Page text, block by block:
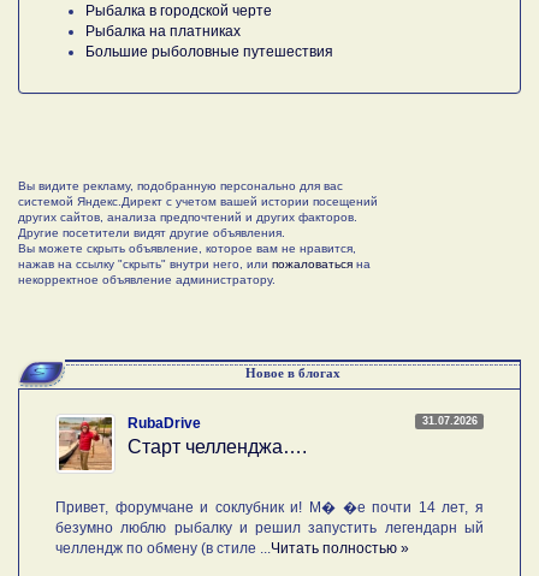
Рыбалка в городской черте
Рыбалка на платниках
Большие рыболовные путешествия
Вы видите рекламу, подобранную персонально для вас
системой Яндекс.Директ с учетом вашей истории посещений
других сайтов, анализа предпочтений и других факторов.
Другие посетители видят другие объявления.
Вы можете скрыть объявление, которое вам не нравится,
нажав на ссылку "скрыть" внутри него, или пожаловаться на
некорректное объявление администратору.
Новое в блогах
31.07.2026
RubaDrive
Старт челленджа….
Привет, форумчане и соклубник и! М� �е почти 14 лет, я
безумно люблю рыбалку и решил запустить легендарн ый
челлендж по обмену (в стиле ... Читать полностью »